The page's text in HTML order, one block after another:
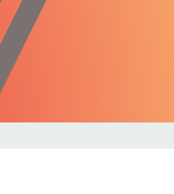
Forschung
Migration
Polizei